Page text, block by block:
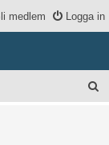
Logga in
medlem